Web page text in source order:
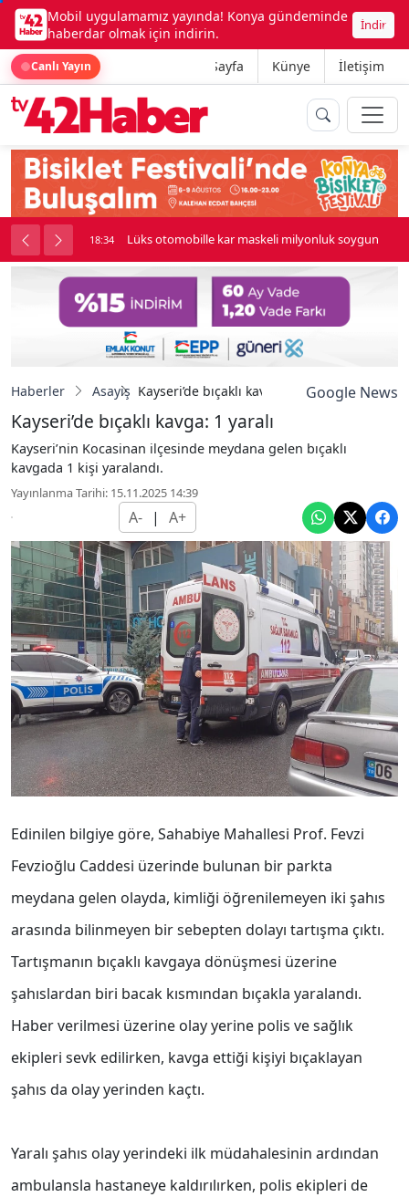
Mobil uygulamamız yayında! Konya gündeminde
haberdar olmak için indirin.
İndir
Canlı Yayın Ana Sayfa Künye İletişim
kavga çıktı 18:34 Lüks otomobille kar maskeli milyonluk soygun
Haberler Asayiş Kayseri’de bıçaklı kavga: 1 yaralıGoogle News
Kayseri’de bıçaklı kavga: 1 yaralı
Kayseri’nin Kocasinan ilçesinde meydana gelen bıçaklı
kavgada 1 kişi yaralandı.
Yayınlanma Tarihi: 15.11.2025 14:39
A- | A+
Edinilen bilgiye göre, Sahabiye Mahallesi Prof. Fevzi
Fevzioğlu Caddesi üzerinde bulunan bir parkta
meydana gelen olayda, kimliği öğrenilemeyen iki şahıs
arasında bilinmeyen bir sebepten dolayı tartışma çıktı.
Tartışmanın bıçaklı kavgaya dönüşmesi üzerine
şahıslardan biri bacak kısmından bıçakla yaralandı.
Haber verilmesi üzerine olay yerine polis ve sağlık
ekipleri sevk edilirken, kavga ettiği kişiyi bıçaklayan
şahıs da olay yerinden kaçtı.
Yaralı şahıs olay yerindeki ilk müdahalesinin ardından
ambulansla hastaneye kaldırılırken, polis ekipleri de